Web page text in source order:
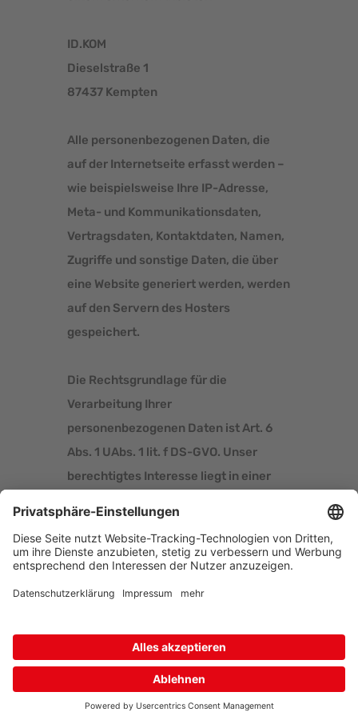
ID.KOM
Dieselstraße 1
87437 Kempten
Alle personenbezogenen Daten, die
auf der Internetseite erfasst werden –
wie beispielsweise Ihre IP-Adresse,
Meta- und Kommunikationsdaten,
Vertragsdaten, Kontaktdaten, Namen,
Zugriffe und sonstige Daten, die über
eine Website generiert werden, werden
auf den Servern des Hosters
gespeichert.
Die Rechtsgrundlage für die
Verarbeitung Ihrer
personenbezogenen Daten ist Art. 6
Abs. 1 UAbs. 1 lit. f DS-GVO. Unser
berechtigtes Interesse liegt in einer
unserer Internetseite.
Für den Fall, dass wir Ihre Einwilligung
abgefragt haben, erfolgt die
Grundlage von Art. 6 Abs. 1 UAbs. 1 lit. a
DS-GVO und §25 Abs. 1 TDDDG, wenn
die Datennutzung der Einwilligung zur
Speicherung von Cookies oder den